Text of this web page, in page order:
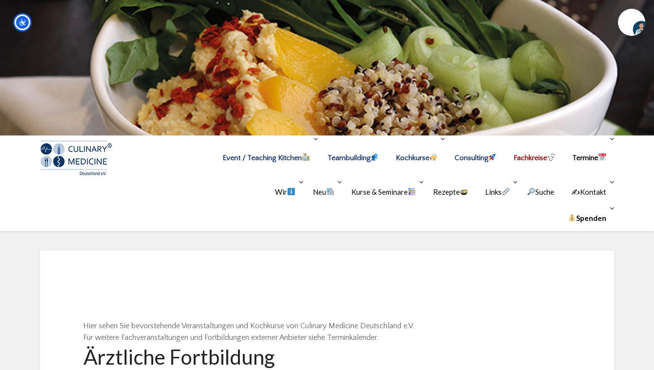
Event / Teaching Kitchen Teambuilding Kochkurse Consulting Fachkreise Termine
Wir Neu Kurse & Seminare Rezepte Links Suche ✍Kontakt
Spenden
Hier sehen Sie bevorstehende Veranstaltungen und Kochkurse von Culinary Medicine Deutschland e.V.
Für weitere Fachveranstaltungen und Fortbildungen externer Anbieter siehe Terminkalender.
Ärztliche Fortbildung
Chat